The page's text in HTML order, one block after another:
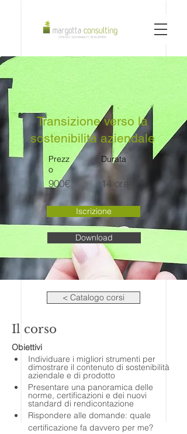
Transizione verso la
sostenibilità aziendale
Prezz
o
900€
Durata
14 ore
Iscrizione
Download
< Catalogo corsi
Il corso
Obiettivi
Individuare i migliori strumenti per
dimostrare il contenuto di sostenibilità
aziendale e di prodotto
Presentare una panoramica delle
norme, certificazioni e dei nuovi
standard di rendicontazione
Rispondere alle domande: quale
certificazione fa davvero per me?